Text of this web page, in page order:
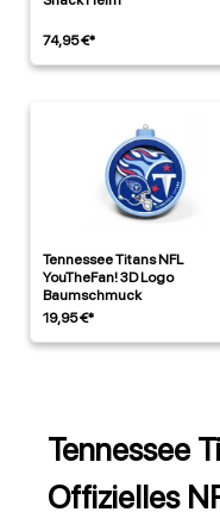
74,95 €*
Tennessee Titans NFL
YouTheFan! 3D Logo
Baumschmuck
19,95 €*
Tennessee
Offizielles